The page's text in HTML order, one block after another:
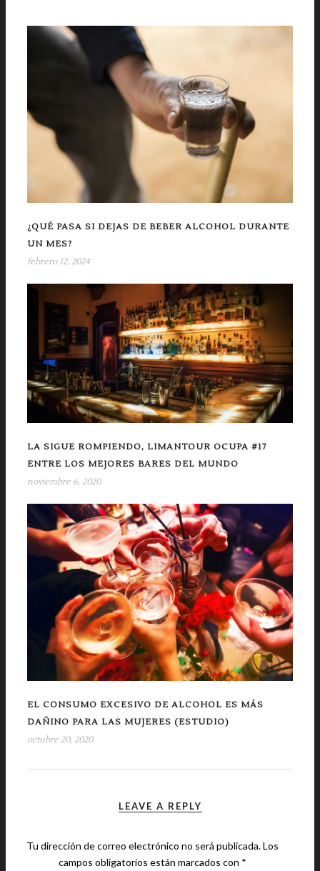
¿QUÉ PASA SI DEJAS DE BEBER ALCOHOL DURANTE
UN MES?
febrero 12, 2024
LA SIGUE ROMPIENDO, LIMANTOUR OCUPA #17
ENTRE LOS MEJORES BARES DEL MUNDO
noviembre 6, 2020
EL CONSUMO EXCESIVO DE ALCOHOL ES MÁS
DAÑINO PARA LAS MUJERES (ESTUDIO)
octubre 20, 2020
LEAVE A REPLY
Tu dirección de correo electrónico no será publicada.Los
campos obligatorios están marcados con *